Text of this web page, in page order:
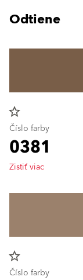
Odtiene
star_border
Číslo farby
0381
Zistiť viac
star_border
Číslo farby